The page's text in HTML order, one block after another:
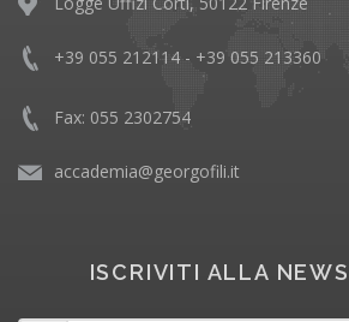
+39 055 212114 - +39 055 213360
Fax: 055 2302754
accademia@georgofili.it
ISCRIVITI ALLA